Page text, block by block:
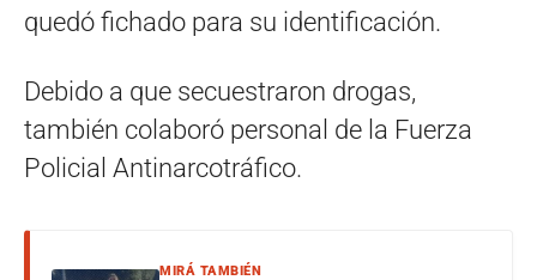
quedó fichado para su identificación.
Debido a que secuestraron drogas,
también colaboró personal de la Fuerza
Policial Antinarcotráfico.
MIRÁ TAMBIÉN